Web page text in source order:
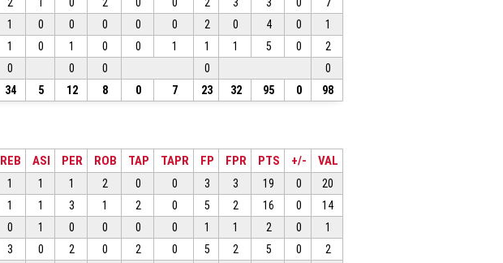
1 0 0 0 0 0 2 0 4 0
1
1 0 1 0 0 1 1 1 5 0
2
0 0 0 0
0
34 5 12 8 0 7 23 32 95 0 98
REB ASI PER ROB TAP TAPR FP FPR PTS +/- VAL
1 1 1 2 0 0 3 3 19 0
20
1 1 3 1 2 0 5 2 16 0
14
0 1 0 0 0 0 1 1 2 0
1
3 0 2 0 2 0 5 2 5 0
2